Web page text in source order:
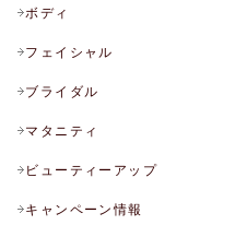
ボディ
フェイシャル
ブライダル
マタニティ
ビューティーアップ
キャンペーン情報